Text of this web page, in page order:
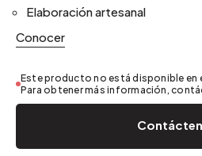
Elaboración artesanal
Conocer
Este producto no está disponible en
Para obtener más información,